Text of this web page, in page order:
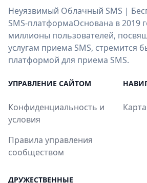
Неуязвимый Облачный SMS |
SMS-платформаОснована в 2019
миллионы пользователей,
услугам приема SMS, стремится
платформой для приема SMS.
УПРАВЛЕНИЕ САЙТОМ
Конфиденциальность и
условия
Правила управления
сообществом
ДРУЖЕСТВЕННЫЕ